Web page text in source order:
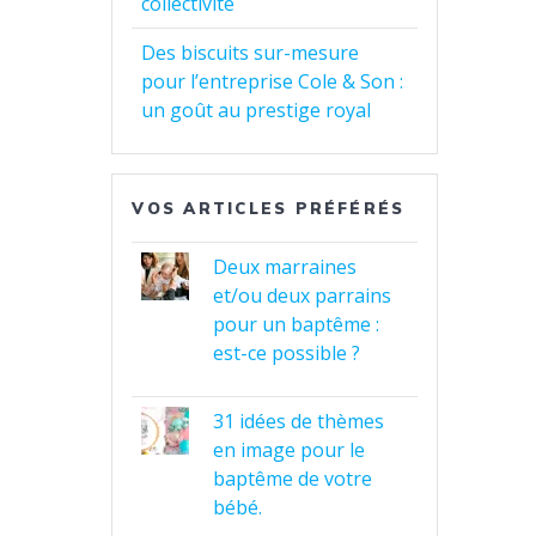
Des biscuits sur-mesure
pour l’entreprise Cole & Son :
un goût au prestige royal
VOS ARTICLES PRÉFÉRÉS
Deux marraines
et/ou deux parrains
pour un baptême :
est-ce possible ?
31 idées de thèmes
en image pour le
baptême de votre
bébé.